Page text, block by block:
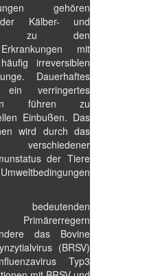
gehören
Kälber- und
zu den
mit
irreversiblen
Dauerhaftes
verringertes
führen zu
Einbußen. Das
wird durch das
verschiedener
der Tiere
Primärerregern
das Bovine
(BRSV)
Typ3